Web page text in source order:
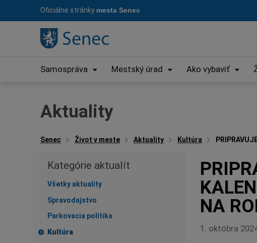
Oficiálne stránky mesta Senec
Samospráva Mestský úrad Ako vybaviť
Aktuality
Senec Život v meste Aktuality Kultúra
Kategórie aktualít
Všetky aktuality
Spravodajstvo
Parkovacia politika
Kultúra
NA
1. októbra